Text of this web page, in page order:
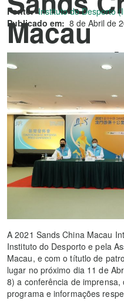
Macau
Fonte: Instituto do Desporto
Publicado em: 8 de Abril de
A 2021 Sands China Macau
Instituto do Desporto e pela
Macau, e com o títutlo de
lugar no próximo dia 11 de
8) a conferência de
programa e informações